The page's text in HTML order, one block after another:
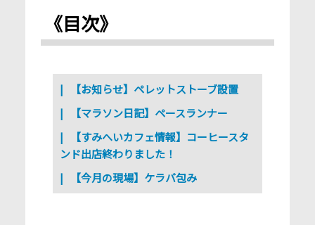
《目次》
【お知らせ】ペレットストーブ設置
【マラソン日記】ペースランナー
【すみへいカフェ情報】コーヒースタ
ンド出店終わりました！
【今月の現場】ケラバ包み